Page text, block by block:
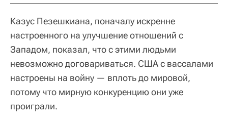
Казус Пезешкиана, поначалу искренне
настроенного на улучшение отношений с
Западом, показал, что с этими людьми
невозможно договариваться. США с вассалами
настроены на войну — вплоть до мировой,
потому что мирную конкуренцию они уже
проиграли.